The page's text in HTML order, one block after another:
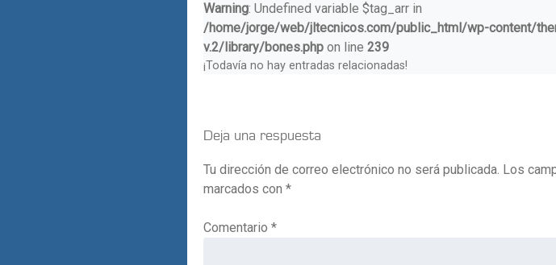
Warning: Undefined variable $tag_arr in
/home/jorge/web/jltecnicos.com/public_html/wp-content/
v.2/library/bones.php on line 239
¡Todavía no hay entradas relacionadas!
Deja una respuesta
Tu dirección de correo electrónico no será publicada. Los
marcados con *
Comentario *